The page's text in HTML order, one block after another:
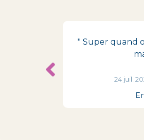
" Super quand
24 juil.